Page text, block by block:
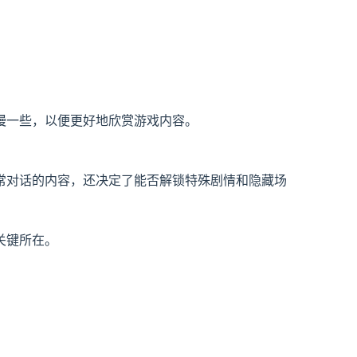
些，以便更好地欣赏游戏内容。
话的内容，还决定了能否解锁特殊剧情和隐藏场
所在。